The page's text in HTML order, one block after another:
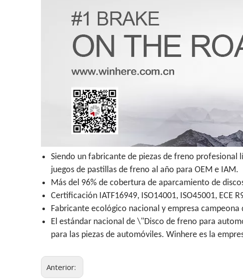
Siendo un fabricante de piezas de freno profesional
juegos de pastillas de freno al año para OEM e IAM.
Más del 96% de cobertura de aparcamiento de
Certificación IATF16949, ISO14001, ISO45001, ECE
Fabricante ecológico nacional y empresa campeona
El estándar nacional de \"Disco de freno para
para las piezas de automóviles. Winhere es la
Anterior: